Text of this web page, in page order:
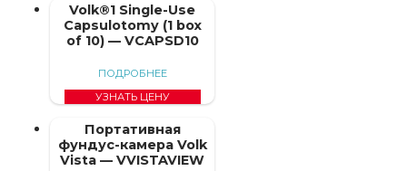
Volk®1 Single-Use
Capsulotomy (1 box
of 10) — VCAPSD10
ПОДРОБНЕЕ
УЗНАТЬ ЦЕНУ
Портативная
фундус-камера Volk
Vista — VVISTAVIEW